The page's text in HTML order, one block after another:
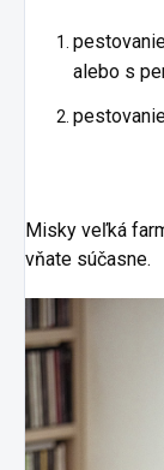
alebo s
Misky veľká
vňate súčasne.